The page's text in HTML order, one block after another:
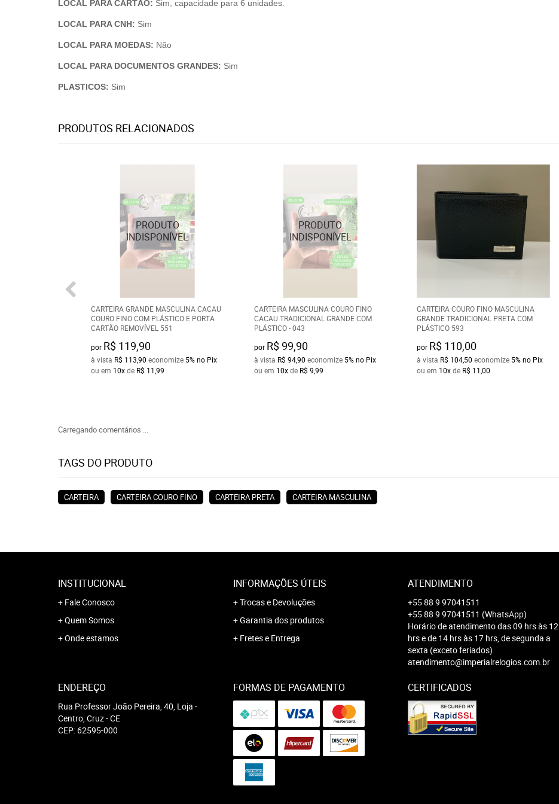
LOCAL PARA CARTÃO: Sim, capacidade para 6 unidades.
LOCAL PARA CNH: Sim
LOCAL PARA MOEDAS: Não
LOCAL PARA DOCUMENTOS GRANDES: Sim
PLASTICOS: Sim
PRODUTOS RELACIONADOS
CARTEIRA GRANDE MASCULINA CACAU
COURO FINO COM PLÁSTICO E PORTA
CARTÃO REMOVÍVEL 551
por R$ 119,90
à vista R$ 113,90 economize 5%no Pix
ou em 10xde R$ 11,99
CARTEIRA MASCULINA COURO FINO
CACAU TRADICIONAL GRANDE COM
PLÁSTICO - 043
por R$ 99,90
à vista R$ 94,90 economize 5% no Pix
ou em 10xde R$ 9,99
CARTEIRA COURO FINO MASCULINA
GRANDE TRADICIONAL PRETA COM
PLÁSTICO 593
por R$ 110,00
à vista R$ 104,50 economize 5%no Pix
ou em 10xde R$ 11,00
Carregando comentários ...
TAGS DO PRODUTO
CARTEIRA CARTEIRA COURO FINO CARTEIRA PRETA CARTEIRA MASCULINA
INSTITUCIONAL
Fale Conosco
Quem Somos
Onde estamos
INFORMAÇÕES ÚTEIS
Trocas e Devoluções
Garantia dos produtos
Fretes e Entrega
ATENDIMENTO
+55 88 9 97041511
+55 88 9 97041511 (WhatsApp)
Horário de atendimento das 09 hrs às 12
hrs e de 14 hrs às 17 hrs, de segunda a
sexta (exceto feriados)
atendimento@imperialrelogios.com.br
ENDEREÇO
Rua Professor João Pereira, 40, Loja -
Centro, Cruz-CE
CEP: 62595-000
FORMAS DE PAGAMENTO CERTIFICADOS